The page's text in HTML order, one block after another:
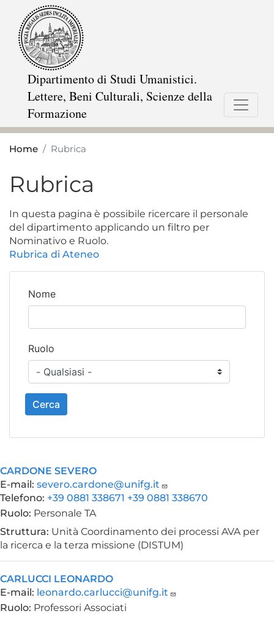
Dipartimento di Studi Umanistici.
Lettere, Beni Culturali, Scienze della
Formazione
Home Rubrica
Opzioni
di
configurazione
per
Aperto
Rubrica
In questa pagina è possibile ricercare il personale
del dipartimento applicando un filtro per
Nominativo e Ruolo.
Rubrica di Ateneo
Nome
Ruolo
Cerca
CARDONE SEVERO
E-mail: severo.cardone@unifg.it
Telefono: +39 0881 338671 +39 0881 338670
Ruolo: Personale TA
Struttura: Unità Coordinamento dei processi AVA per
la ricerca e la terza missione (DISTUM)
CARLUCCI LEONARDO
E-mail: leonardo.carlucci@unifg.it
Ruolo: Professori Associati